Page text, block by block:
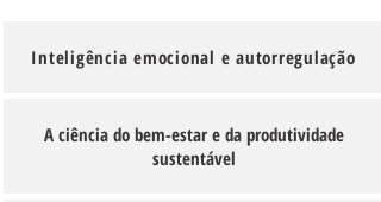
Inteligência emocional e autorregulação
A ciência do bem-estar e da produtividade
sustentável